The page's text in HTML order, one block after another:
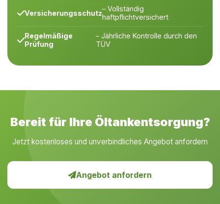
Versicherungsschutz– Vollständig
haftpflichtversichert
Regelmäßige
Prüfung
– Jährliche Kontrolle durch den
TÜV
Bereit für Ihre Öltankentsorgung?
Jetzt kostenloses und unverbindliches Angebot anfordern
Angebot anfordern